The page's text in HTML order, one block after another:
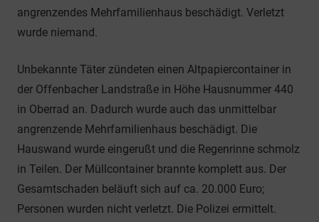
angrenzendes Mehrfamilienhaus beschädigt. Verletzt
wurde niemand.
Unbekannte Täter zündeten einen Altpapiercontainer in
der Offenbacher Landstraße in Höhe Hausnummer 440
in Oberrad an. Dadurch wurde auch das unmittelbar
angrenzende Mehrfamilienhaus beschädigt. Die
Hauswand wurde eingerußt und die Regenrinne schmolz
in Teilen. Der Müllcontainer brannte komplett aus. Der
Gesamtschaden beläuft sich auf ca. 20.000 Euro;
Personen wurden nicht verletzt. Die Polizei ermittelt.